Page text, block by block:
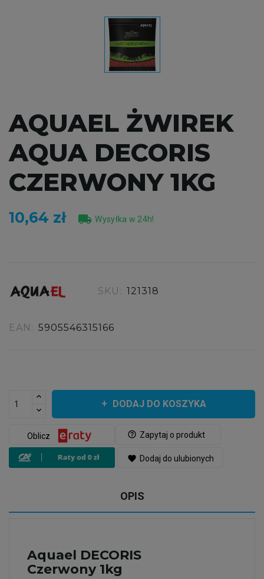
AQUAEL ŻWIREK
AQUA DECORIS
CZERWONY 1KG
10,64 zł local_shipping Wysyłka w 24h!
SKU: 121318
EAN: 5905546315166
DODAJ DO KOSZYKA
help_outline Zapytaj o produkt
Oblicz
favorite Dodaj do ulubionych
OPIS
Aquael DECORIS
Czerwony 1kg